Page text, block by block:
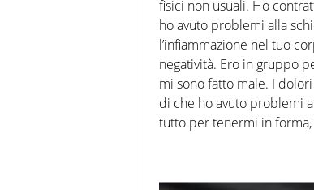
fisici non usuali. Ho
ho avuto problemi alla
l’infiammazione nel tuo
negatività. Ero in gruppo
mi sono fatto male. I
di che ho avuto problemi
tutto per tenermi in